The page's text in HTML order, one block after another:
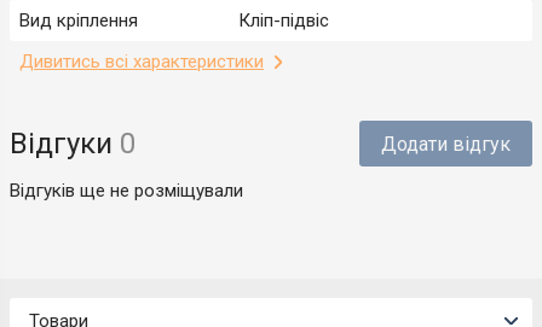
Вид кріплення
Кліп-підвіс
Дивитись всі характеристики
Відгуки 0 Додати відгук
Відгуків ще не розміщували
Товари